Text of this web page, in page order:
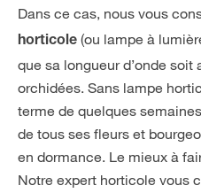
Dans ce cas, nous vous
horticole (ou lampe à
que sa longueur d’onde soit
orchidées. Sans lampe
terme de quelques
de tous ses fleurs et
en dormance. Le mieux à
Notre expert horticole vous